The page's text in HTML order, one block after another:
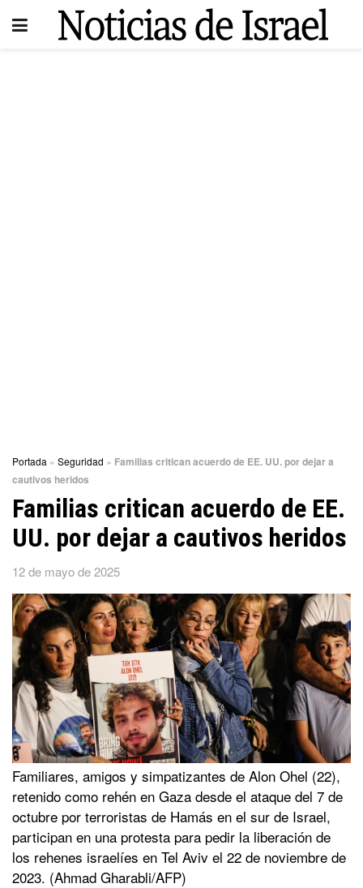
Portada » Seguridad » Familias critican acuerdo de EE. UU. por dejar a
cautivos heridos
Familias critican acuerdo de EE.
UU. por dejar a cautivos heridos
12 de mayo de 2025
Familiares, amigos y simpatizantes de Alon Ohel (22),
retenido como rehén en Gaza desde el ataque del 7 de
octubre por terroristas de Hamás en el sur de Israel,
participan en una protesta para pedir la liberación de
los rehenes israelíes en Tel Aviv el 22 de noviembre de
2023. (Ahmad Gharabli/AFP)